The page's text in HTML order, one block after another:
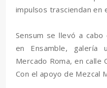
impulsos trasciendan en
Sensum se llevó a
en Ensamble,
Mercado Roma, en
Con el apoyo de Mezcal